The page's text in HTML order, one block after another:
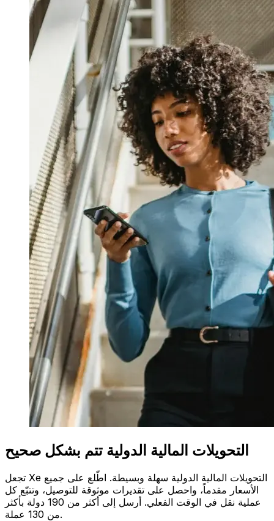
التحويلات المالية الدولية تتم بشكل صحيح
تجعل Xe التحويلات المالية الدولية سهلة وبسيطة. اطّلع على جميع
الأسعار مقدماً، واحصل على تقديرات موثوقة للتوصيل، وتتبّع كل
عملية نقل في الوقت الفعلي. أرسل إلى أكثر من 190 دولة بأكثر
من 130 عملة.